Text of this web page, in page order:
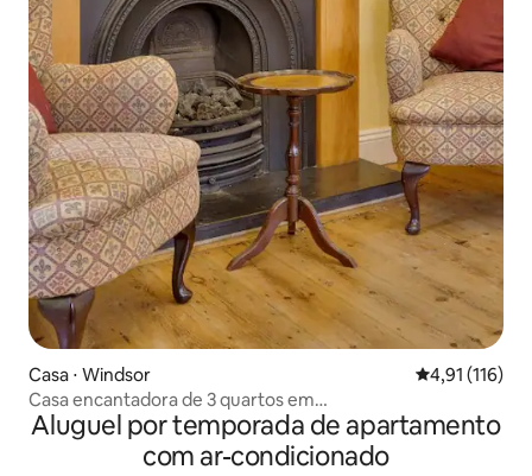
Casa ⋅ Windsor 4,91 de uma
4,91 (116)
Casa encantadora de 3 quartos em
Windsor/Legoland/Ascot
Aluguel por temporada de apartamento
com ar-condicionado